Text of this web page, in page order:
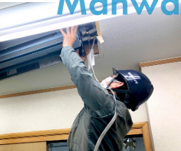
てきました。
本ＥＩ技能向上協会の会員